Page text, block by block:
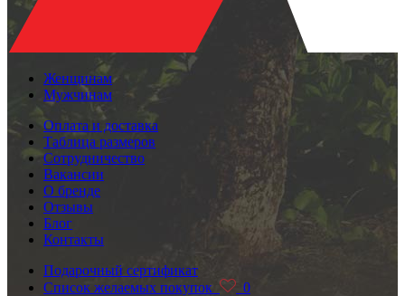
Женщинам
Мужчинам
Оплата и доставка
Таблица размеров
Сотрудничество
Вакансии
О бренде
Отзывы
Блог
Контакты
Подарочный сертификат
Список желаемых покупок
0